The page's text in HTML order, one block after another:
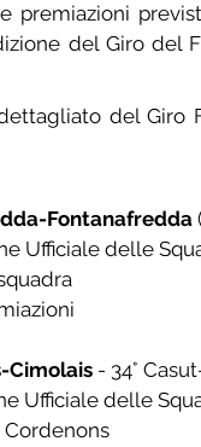
premiazioni
del Giro del
del
Fontanafredda
Ufficiale delle
squadra
Cimolais - 34°
Ufficiale delle
Cordenons